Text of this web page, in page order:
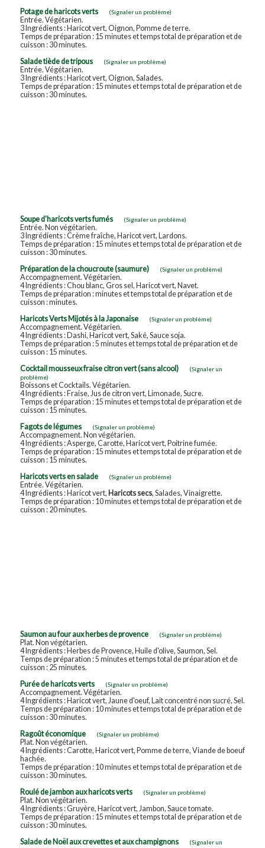
Potage de haricots verts
(Signaler un problème)
Entrée. Végétarien.
3 Ingrédients : Haricot vert, Oignon, Pomme de terre.
Temps de préparation : 15 minutes et temps total de préparation et de
cuisson : 30 minutes.
Salade tiède de tripous
(Signaler un problème)
Entrée. Végétarien.
3 Ingrédients : Haricot vert, Oignon, Salades.
Temps de préparation : 15 minutes et temps total de préparation et de
cuisson : 30 minutes.
Soupe d'haricots verts fumés (Signaler un problème)
Entrée. Non végétarien.
3 Ingrédients : Crème fraîche, Haricot vert, Lardons.
Temps de préparation : 15 minutes et temps total de préparation et de
cuisson : 30 minutes.
Préparation de la choucroute (saumure)
(Signaler un problème)
Accompagnement. Végétarien.
4 Ingrédients : Chou blanc, Gros sel, Haricot vert, Navet.
Temps de préparation : minutes et temps total de préparation et de
cuisson : minutes.
Haricots Verts Mijotés à la Japonaise
(Signaler un problème)
Accompagnement. Végétarien.
4 Ingrédients : Dashi, Haricot vert, Saké, Sauce soja.
Temps de préparation : 5 minutes et temps total de préparation et de
cuisson : 15 minutes.
Cocktail mousseux fraise citron vert (sans alcool)
(Signaler un
problème)
Boissons et Cocktails. Végétarien.
4 Ingrédients : Fraise, Jus de citron vert, Limonade, Sucre.
Temps de préparation : 15 minutes et temps total de préparation et de
cuisson : 15 minutes.
Fagots de légumes
(Signaler un problème)
Accompagnement. Non végétarien.
4 Ingrédients : Asperge, Carotte, Haricot vert, Poitrine fumée.
Temps de préparation : 15 minutes et temps total de préparation et de
cuisson : 15 minutes.
Haricots verts en salade
(Signaler un problème)
Entrée. Végétarien.
4 Ingrédients : Haricot vert, Haricots secs, Salades, Vinaigrette.
Temps de préparation : 10 minutes et temps total de préparation et de
cuisson : 20 minutes.
Saumon au four aux herbes de provence (Signaler un problème)
Plat. Non végétarien.
4 Ingrédients : Herbes de Provence, Huile d'olive, Saumon, Sel.
Temps de préparation : 5 minutes et temps total de préparation et de
cuisson : 25 minutes.
Purée de haricots verts
(Signaler un problème)
Accompagnement. Végétarien.
4 Ingrédients : Haricot vert, Jaune d'oeuf, Lait concentré non sucré, Sel.
Temps de préparation : 10 minutes et temps total de préparation et de
cuisson : 30 minutes.
Ragoût économique
(Signaler un problème)
Plat. Non végétarien.
4 Ingrédients : Carotte, Haricot vert, Pomme de terre, Viande de boeuf
hachée.
Temps de préparation : 10 minutes et temps total de préparation et de
cuisson : 30 minutes.
Roulé de jambon aux haricots verts
(Signaler un problème)
Plat. Non végétarien.
4 Ingrédients : Gruyère, Haricot vert, Jambon, Sauce tomate.
Temps de préparation : 15 minutes et temps total de préparation et de
cuisson : 30 minutes.
Salade de Noël aux crevettes et aux champignons
(Signaler un